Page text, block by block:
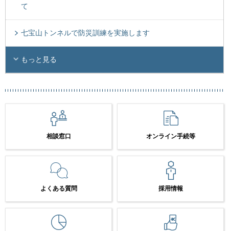
て
七宝山トンネルで防災訓練を実施します
もっと見る
相談窓口 オンライン手続等
よくある質問 採用情報